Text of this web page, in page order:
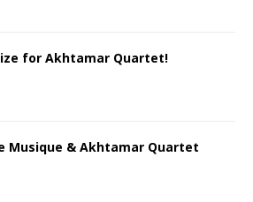
for Akhtamar Quartet!
Musique & Akhtamar Quartet